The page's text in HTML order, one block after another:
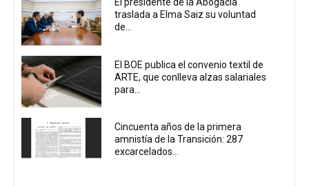
El presidente de la Abogacía
traslada a Elma Saiz su voluntad
de...
El BOE publica el convenio textil de
ARTE, que conlleva alzas salariales
para...
Cincuenta años de la primera
amnistía de la Transición: 287
excarcelados...